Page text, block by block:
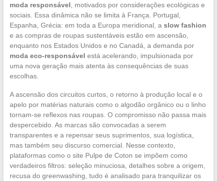
moda responsável , motivados por considerações ecológicas e
sociais. Essa dinâmica não se limita à França. Portugal,
Espanha, Grécia: em toda a Europa meridional, a slow fashion
e as compras de roupas sustentáveis estão em ascensão,
enquanto nos Estados Unidos e no Canadá, a demanda por
moda eco-responsável está acelerando, impulsionada por
uma nova geração mais atenta às consequências de suas
escolhas.
A ascensão dos circuitos curtos, o retorno à produção local e o
apelo por matérias naturais como o algodão orgânico ou o linho
tornam-se reflexos nas roupas. O compromisso não passa mais
despercebido. As marcas são convocadas a serem
transparentes e a repensar seus suprimentos, sua logística,
mas também seu discurso comercial. Nesse contexto,
plataformas como o site Pulpe de Coton se impõem como
verdadeiros filtros: seleção minuciosa, detalhes sobre a origem,
recusa do greenwashing, tudo é analisado para tranquilizar os